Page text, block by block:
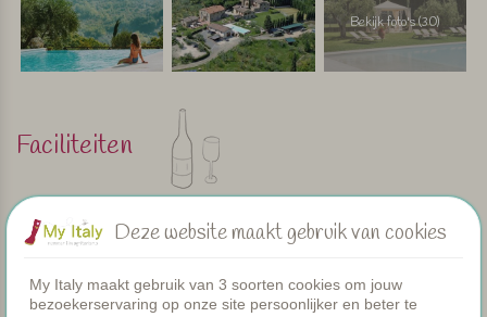
Bekijk foto's (30)
Faciliteiten
Zwembad
Kamers
Peuterbadje
Deze website maakt gebruik van cookies
My Italy maakt gebruik van 3 soorten cookies om jouw
bezoekerservaring op onze site persoonlijker en beter te